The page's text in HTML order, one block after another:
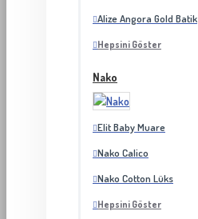
Alize Angora Gold Batik
Hepsini Göster
Nako
Elit Baby Muare
Nako Calico
Nako Cotton Lüks
Hepsini Göster